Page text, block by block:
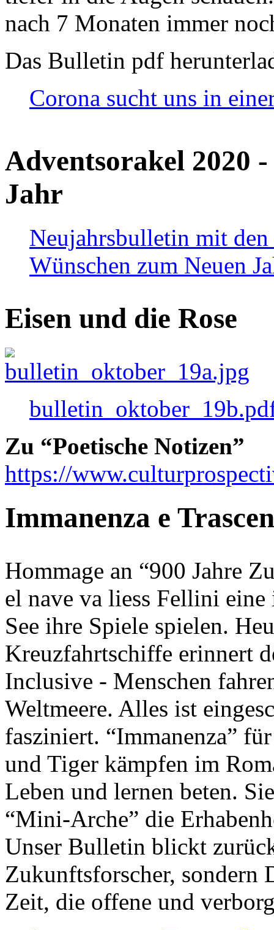
nach 7 Monaten immer
Das Bulletin pdf
Corona sucht uns in
Adventsorakel 2020
Jahr
Neujahrsbulletin mit den
Wünschen zum Neuen
Eisen und die Rose
Zu “Poetische Notizen”
https://
Immanenza e
Hommage an “900 Jahre
el nave va liess Fellini
See ihre Spiele spielen.
Kreuzfahrtschiffe erinnert
Inclusive - Menschen
Weltmeere. Alles ist
fasziniert. “Immanenza”
und Tiger kämpfen im
Leben und lernen beten.
“Mini-Arche” die
Unser Bulletin blickt
Zukunftsforscher, sondern
Zeit, die offene und